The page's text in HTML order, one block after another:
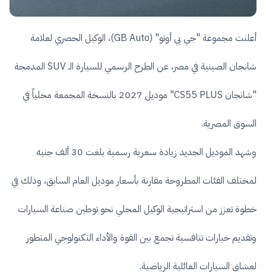
أعلنت مجموعة "جي بي أوتو" (GB Auto)، الوكيل الحصري لعلامة
شانجان الصينية في مصر، عن الطرح الرسمي للسيارة الـ SUV المدمجة
"شانجان CS55 PLUS" موديل 2027 بالنسخة المجمعة محلياً في
السوق المصرية.
وشهد الموديل الجديد زيادة سعرية رسمية بلغت 30 ألف جنيه
لمختلف الفئات المطروحة مقارنة بأسعار موديل العام السابق، وذلك في
خطوة تعزز من استراتيجية الوكيل المحلي نحو توطين صناعة السيارات
وتقديم خيارات تنافسية تجمع بين القوة والأداء التكنولوجي المتطور
لعشاق السيارات العائلية الرياضية.